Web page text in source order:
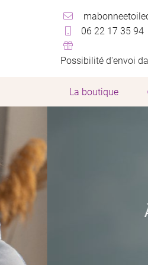
06 22 17 35 94
Possibilité d'envoi
La boutique
10 rue Alsace Lorraine
03500 Saint Pourçain sur Sioule
06 22 17 35 94
En cochant cette case, vous
À